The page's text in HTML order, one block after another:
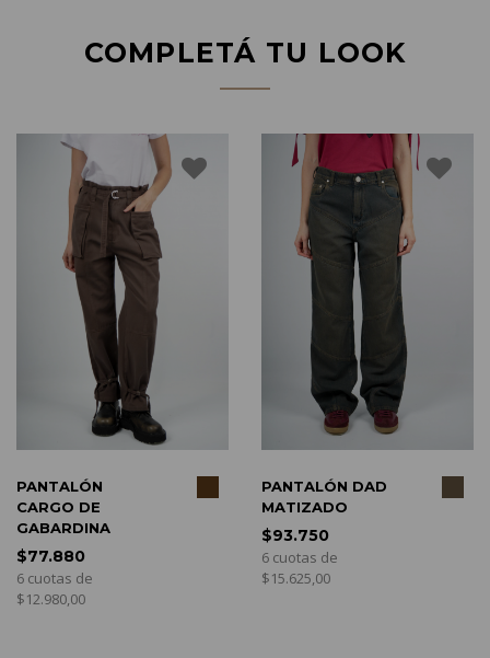
COMPLETÁ TU LOOK
DE
de
PANTALÓN DAD
MATIZADO
$93.750
6 cuotas de
$15.625,00